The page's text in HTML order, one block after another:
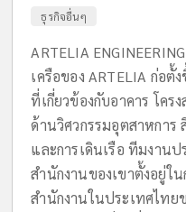
ธุรกิจอื่นๆ
ARTELIA
เครือของ ARTELIA ก่อ
ที่เกี่ยวข้องกับอาคาร โคร
ด้านวิศวกรรมอุตสาหการ
และการเดินเรือ ทีมงาน
สำนักงานของเขาตั้งอยู่ใ
สำนักงานในประเทศไทย